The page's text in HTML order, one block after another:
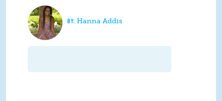
Hanna Addis